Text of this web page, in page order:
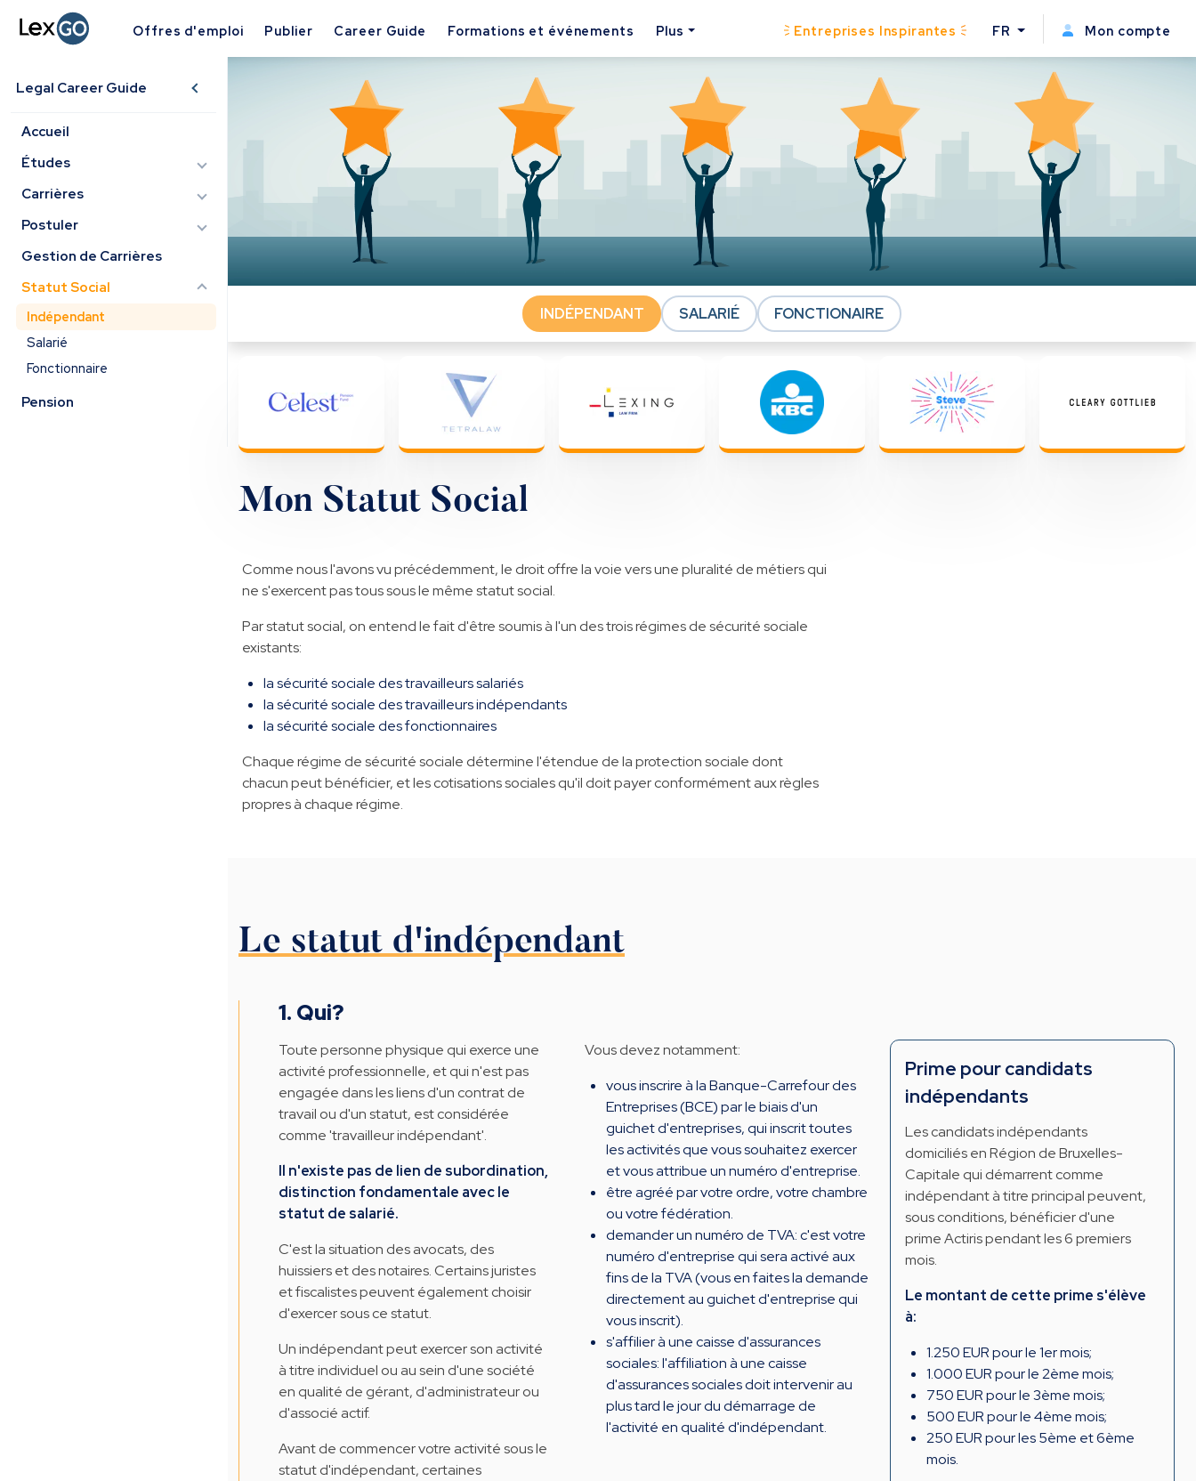
Offres d'emploi Publier Career Guide Formations et événements Plus Entreprises Inspirantes FR Mon compte
Legal Career Guide
Accueil
Études
Carrières
Postuler
Gestion de Carrières
Statut Social
Indépendant
Salarié
Fonctionnaire
Pension
INDÉPENDANT SALARIÉ FONCTIONAIRE
Mon Statut Social
Comme nous l'avons vu précédemment, le droit offre la voie vers une pluralité de métiers qui
ne s'exercent pas tous sous le même statut social.
Par statut social, on entend le fait d'être soumis à l'un des trois régimes de sécurité sociale
existants:
la sécurité sociale des travailleurs salariés
la sécurité sociale des travailleurs indépendants
la sécurité sociale des fonctionnaires
Chaque régime de sécurité sociale détermine l'étendue de la protection sociale dont
chacun peut bénéficier, et les cotisations sociales qu'il doit payer conformément aux règles
propres à chaque régime.
Le statut d'indépendant
1. Qui?
Toute personne physique qui exerce une
activité professionnelle, et qui n'est pas
engagée dans les liens d'un contrat de
travail ou d'un statut, est considérée
comme 'travailleur indépendant'.
Il n'existe pas de lien de subordination,
distinction fondamentale avec le
statut de salarié.
C'est la situation des avocats, des
huissiers et des notaires. Certains juristes
et fiscalistes peuvent également choisir
d'exercer sous ce statut.
Un indépendant peut exercer son activité
à titre individuel ou au sein d'une société
en qualité de gérant, d'administrateur ou
d'associé actif.
Avant de commencer votre activité sous le
statut d'indépendant, certaines
Vous devez notamment:
vous inscrire à la Banque-Carrefour des
Entreprises (BCE) par le biais d'un
guichet d'entreprises, qui inscrit toutes
les activités que vous souhaitez exercer
et vous attribue un numéro d'entreprise.
être agréé par votre ordre, votre chambre
ou votre fédération.
demander un numéro de TVA: c'est votre
numéro d'entreprise qui sera activé aux
fins de la TVA (vous en faites la demande
directement au guichet d'entreprise qui
vous inscrit).
s'affilier à une caisse d'assurances
sociales: l'affiliation à une caisse
d'assurances sociales doit intervenir au
plus tard le jour du démarrage de
l'activité en qualité d'indépendant.
Prime pour candidats
indépendants
Les candidats indépendants
domiciliés en Région de Bruxelles-
Capitale qui démarrent comme
indépendant à titre principal peuvent,
sous conditions, bénéficier d'une
prime Actiris pendant les 6 premiers
mois.
Le montant de cette prime s'élève
à:
1.250 EUR pour le 1er mois;
1.000 EUR pour le 2ème mois;
750 EUR pour le 3ème mois;
500 EUR pour le 4ème mois;
250 EUR pour les 5ème et 6ème
mois.